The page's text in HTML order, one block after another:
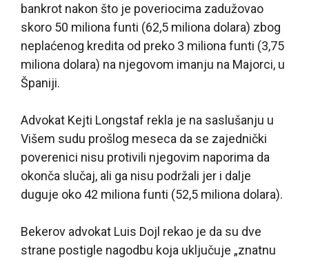
bankrot nakon što je poveriocima zadužovao
skoro 50 miliona funti (62,5 miliona dolara) zbog
neplaćenog kredita od preko 3 miliona funti (3,75
miliona dolara) na njegovom imanju na Majorci, u
Španiji.
Advokat Kejti Longstaf rekla je na saslušanju u
Višem sudu prošlog meseca da se zajednički
poverenici nisu protivili njegovim naporima da
okonča slučaj, ali ga nisu podržali jer i dalje
duguje oko 42 miliona funti (52,5 miliona dolara).
Bekerov advokat Luis Dojl rekao je da su dve
strane postigle nagodbu koja uključuje „znatnu